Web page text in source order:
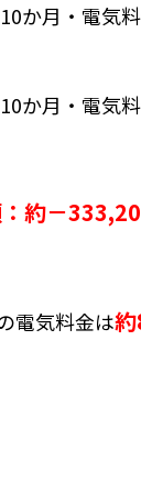
か月・電気
か月・電気
約－
電気料金は